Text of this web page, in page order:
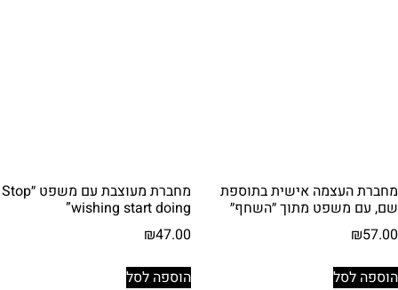
מחברת העצמה אישית בתוספת
שם, עם משפט מתוך ״השחף״
₪57.00
הוספה לסל
מחברת מעוצבת עם משפט ״Stop
wishing start doing”
₪47.00
הוספה לסל